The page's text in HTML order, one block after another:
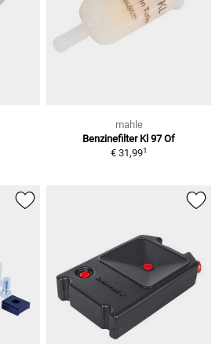
mahle
Benzinefilter Kl 97 Of
€ 31,991